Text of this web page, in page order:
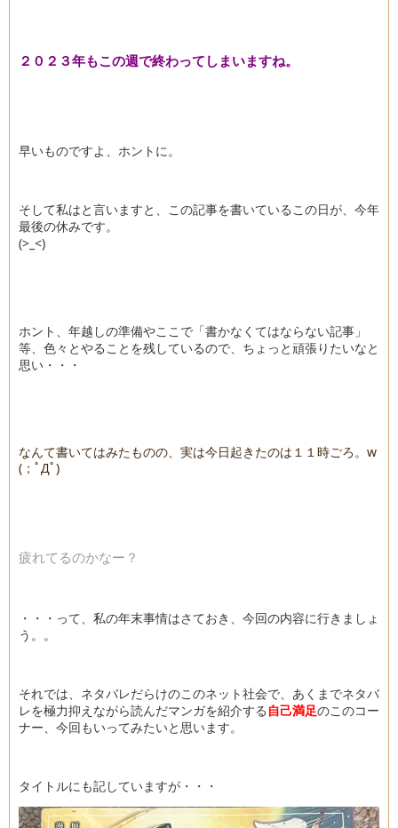
２０２３年もこの週で終わってしまいますね。
早いものですよ、ホントに。
そして私はと言いますと、この記事を書いているこの日が、今年
最後の休みです。
(>_<)
ホント、年越しの準備やここで「書かなくてはならない記事」
等、色々とやることを残しているので、ちょっと頑張りたいなと
思い・・・
なんて書いてはみたものの、実は今日起きたのは１１時ごろ。w
(；ﾟДﾟ)
疲れてるのかなー？
・・・って、私の年末事情はさておき、今回の内容に行きましょ
う。。
それでは、ネタバレだらけのこのネット社会で、あくまでネタバ
レを極力抑えながら読んだマンガを紹介する 自己満足のこのコー
ナー、今回もいってみたいと思います。
タイトルにも記していますが・・・